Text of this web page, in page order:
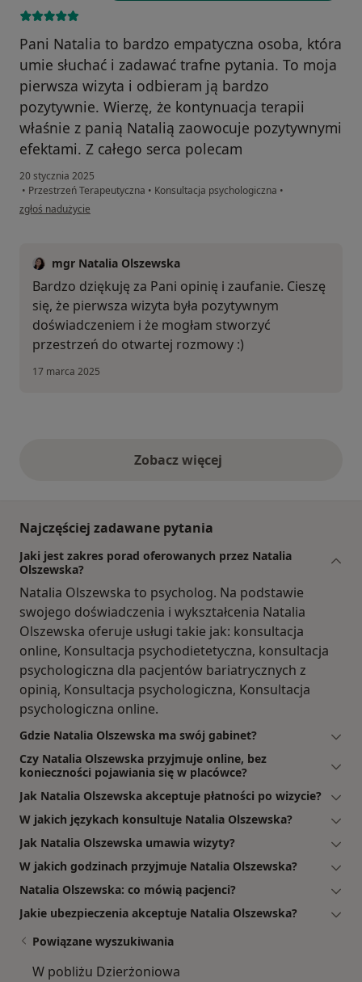
Pani Natalia to bardzo empatyczna osoba, która
umie słuchać i zadawać trafne pytania. To moja
pierwsza wizyta i odbieram ją bardzo
pozytywnie. Wierzę, że kontynuacja terapii
właśnie z panią Natalią zaowocuje pozytywnymi
efektami. Z całego serca polecam
20 stycznia 2025
• Przestrzeń Terapeutyczna • Konsultacja psychologiczna •
w opinii użytkownika Dominika
zgłoś nadużycie
mgr Natalia Olszewska
Bardzo dziękuję za Pani opinię i zaufanie. Cieszę
się, że pierwsza wizyta była pozytywnym
doświadczeniem i że mogłam stworzyć
przestrzeń do otwartej rozmowy :)
17 marca 2025
Zobacz więcejopinie powyżej
Najczęściej zadawane pytania
Jaki jest zakres porad oferowanych przez Natalia
Olszewska?
Natalia Olszewska to psycholog. Na podstawie
swojego doświadczenia i wykształcenia Natalia
Olszewska oferuje usługi takie jak: konsultacja
online, Konsultacja psychodietetyczna, konsultacja
psychologiczna dla pacjentów bariatrycznych z
opinią, Konsultacja psychologiczna, Konsultacja
psychologiczna online.
Gdzie Natalia Olszewska ma swój gabinet?
Czy Natalia Olszewska przyjmuje online, bez
konieczności pojawiania się w placówce?
Jak Natalia Olszewska akceptuje płatności po wizycie?
W jakich językach konsultuje Natalia Olszewska?
Jak Natalia Olszewska umawia wizyty?
W jakich godzinach przyjmuje Natalia Olszewska?
Natalia Olszewska: co mówią pacjenci?
Jakie ubezpieczenia akceptuje Natalia Olszewska?
Powiązane wyszukiwania
W pobliżu Dzierżoniowa